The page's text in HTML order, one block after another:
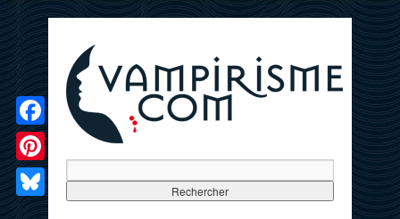
Facebook
Pinterest
Bluesky